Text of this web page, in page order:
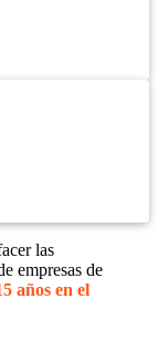
las
empresas de
años en el